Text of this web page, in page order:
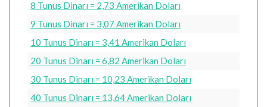
8 Tunus Dinarı = 2,73 Amerikan Doları
9 Tunus Dinarı = 3,07 Amerikan Doları
10 Tunus Dinarı = 3,41 Amerikan Doları
20 Tunus Dinarı = 6,82 Amerikan Doları
30 Tunus Dinarı = 10,23 Amerikan Doları
40 Tunus Dinarı = 13,64 Amerikan Doları